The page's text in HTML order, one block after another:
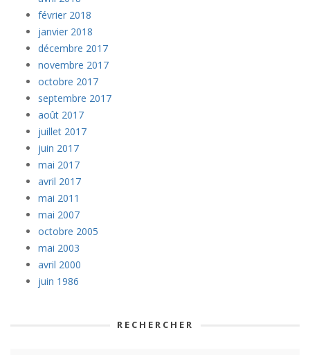
février 2018
janvier 2018
décembre 2017
novembre 2017
octobre 2017
septembre 2017
août 2017
juillet 2017
juin 2017
mai 2017
avril 2017
mai 2011
mai 2007
octobre 2005
mai 2003
avril 2000
juin 1986
RECHERCHER